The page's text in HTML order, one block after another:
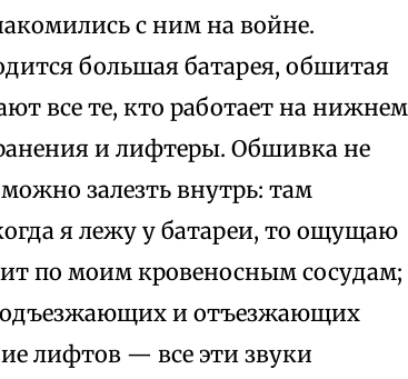
с ним на войне.
большая батарея, обшитая
все те, кто работает на нижнем
и лифтеры. Обшивка не
залезть внутрь: там
я лежу у батареи, то ощущаю
по моим кровеносным сосудам;
и отъезжающих
лифтов — все эти звуки